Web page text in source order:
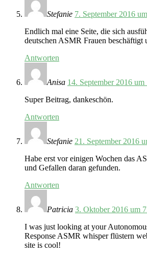
Stefanie 7. September 2016
Endlich mal eine Seite, die sich
deutschen ASMR Frauen beschäftigt
Antworten
Anisa 14. September 2016 um
Super Beitrag, dankeschön.
Antworten
Stefanie 21. September 2016
Habe erst vor einigen Wochen das
und Gefallen daran gefunden.
Antworten
Patricia 3. Oktober 2016 um
I was just looking at your
Response ASMR whisper flüstern
site is cool!